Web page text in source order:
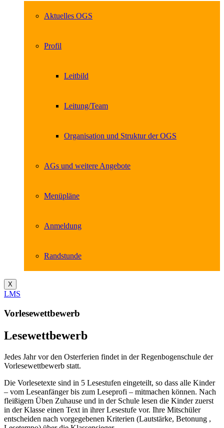
Aktuelles OGS
Profil
Leitbild
Leitung/Team
Organisation und Struktur der OGS
AGs und weitere Angebote
Menüpläne
Anmeldung
Randstunde
X
LMS
Vorlesewettbewerb
Lesewettbewerb
Jedes Jahr vor den Osterferien findet in der Regenbogenschule der
Vorlesewettbewerb statt.
Die Vorlesetexte sind in 5 Lesestufen eingeteilt, so dass alle Kinder
– vom Leseanfänger bis zum Leseprofi – mitmachen können. Nach
fleißigem Üben Zuhause und in der Schule lesen die Kinder zuerst
in der Klasse einen Text in ihrer Lesestufe vor. Ihre Mitschüler
entscheiden nach vorgegebenen Kriterien (Lautstärke, Betonung ,